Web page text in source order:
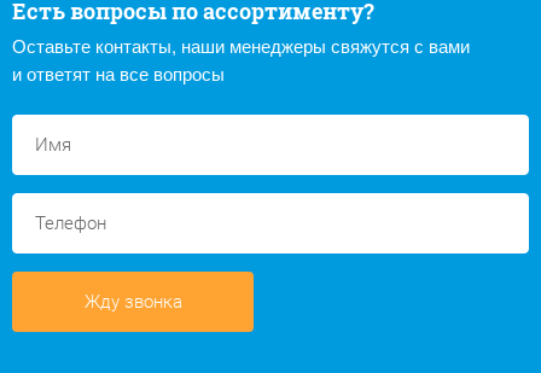
Есть вопросы по ассортименту?
Оставьте контакты, наши менеджеры свяжутся с вами
и ответят на все вопросы
Жду звонка